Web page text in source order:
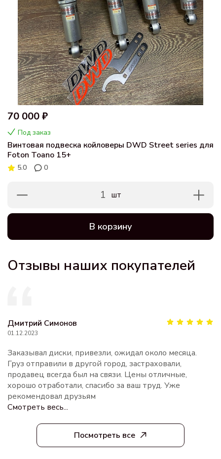
70 000 ₽
Под заказ
Винтовая подвеска койловеры DWD Street series для
Foton Toano 15+
5.0 0
1 шт
В корзину
Отзывы наших покупателей
Посмотреть все
Дмитрий Симонов
01.12.2023
Заказывал диски, привезли, ожидал около месяца.
Груз отправили в другой город, застраховали,
продавец всегда был на связи. Цены отличные,
хорошо отработали, спасибо за ваш труд. Уже
рекомендовал друзьям
Смотреть весь...